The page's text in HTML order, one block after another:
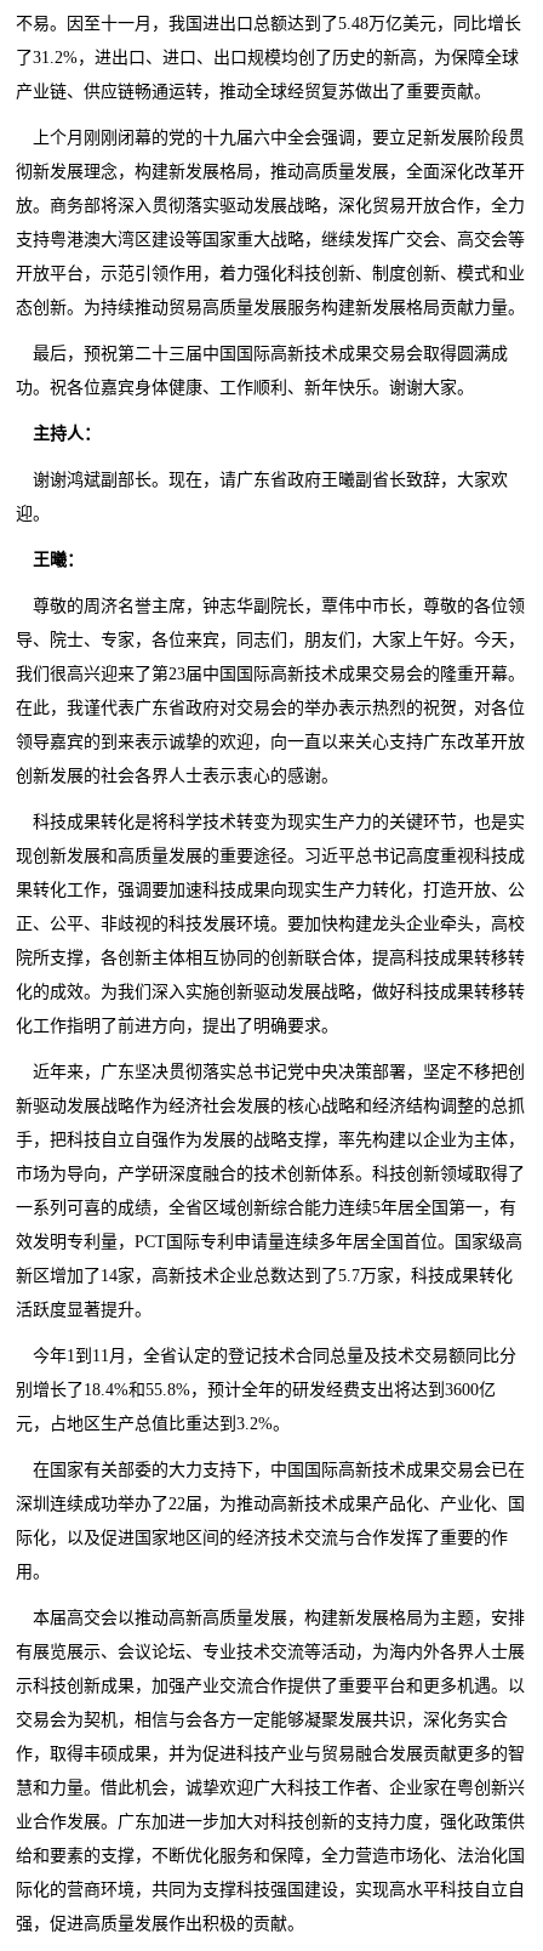
不易。因至十一月，我国进出口总额达到了5.48万亿美元，同比增长
了31.2%，进出口、进口、出口规模均创了历史的新高，为保障全球
产业链、供应链畅通运转，推动全球经贸复苏做出了重要贡献。
上个月刚刚闭幕的党的十九届六中全会强调，要立足新发展阶段贯
彻新发展理念，构建新发展格局，推动高质量发展，全面深化改革开
放。商务部将深入贯彻落实驱动发展战略，深化贸易开放合作，全力
支持粤港澳大湾区建设等国家重大战略，继续发挥广交会、高交会等
开放平台，示范引领作用，着力强化科技创新、制度创新、模式和业
态创新。为持续推动贸易高质量发展服务构建新发展格局贡献力量。
最后，预祝第二十三届中国国际高新技术成果交易会取得圆满成
功。祝各位嘉宾身体健康、工作顺利、新年快乐。谢谢大家。
主持人：
谢谢鸿斌副部长。现在，请广东省政府王曦副省长致辞，大家欢
迎。
王曦：
尊敬的周济名誉主席，钟志华副院长，覃伟中市长，尊敬的各位领
导、院士、专家，各位来宾，同志们，朋友们，大家上午好。今天，
我们很高兴迎来了第23届中国国际高新技术成果交易会的隆重开幕。
在此，我谨代表广东省政府对交易会的举办表示热烈的祝贺，对各位
领导嘉宾的到来表示诚挚的欢迎，向一直以来关心支持广东改革开放
创新发展的社会各界人士表示衷心的感谢。
科技成果转化是将科学技术转变为现实生产力的关键环节，也是实
现创新发展和高质量发展的重要途径。习近平总书记高度重视科技成
果转化工作，强调要加速科技成果向现实生产力转化，打造开放、公
正、公平、非歧视的科技发展环境。要加快构建龙头企业牵头，高校
院所支撑，各创新主体相互协同的创新联合体，提高科技成果转移转
化的成效。为我们深入实施创新驱动发展战略，做好科技成果转移转
化工作指明了前进方向，提出了明确要求。
近年来，广东坚决贯彻落实总书记党中央决策部署，坚定不移把创
新驱动发展战略作为经济社会发展的核心战略和经济结构调整的总抓
手，把科技自立自强作为发展的战略支撑，率先构建以企业为主体，
市场为导向，产学研深度融合的技术创新体系。科技创新领域取得了
一系列可喜的成绩，全省区域创新综合能力连续5年居全国第一，有
效发明专利量，PCT国际专利申请量连续多年居全国首位。国家级高
新区增加了14家，高新技术企业总数达到了5.7万家，科技成果转化
活跃度显著提升。
今年1到11月，全省认定的登记技术合同总量及技术交易额同比分
别增长了18.4%和55.8%，预计全年的研发经费支出将达到3600亿
元，占地区生产总值比重达到3.2%。
在国家有关部委的大力支持下，中国国际高新技术成果交易会已在
深圳连续成功举办了22届，为推动高新技术成果产品化、产业化、国
际化，以及促进国家地区间的经济技术交流与合作发挥了重要的作
用。
本届高交会以推动高新高质量发展，构建新发展格局为主题，安排
有展览展示、会议论坛、专业技术交流等活动，为海内外各界人士展
示科技创新成果，加强产业交流合作提供了重要平台和更多机遇。以
交易会为契机，相信与会各方一定能够凝聚发展共识，深化务实合
作，取得丰硕成果，并为促进科技产业与贸易融合发展贡献更多的智
慧和力量。借此机会，诚挚欢迎广大科技工作者、企业家在粤创新兴
业合作发展。广东加进一步加大对科技创新的支持力度，强化政策供
给和要素的支撑，不断优化服务和保障，全力营造市场化、法治化国
际化的营商环境，共同为支撑科技强国建设，实现高水平科技自立自
强，促进高质量发展作出积极的贡献。